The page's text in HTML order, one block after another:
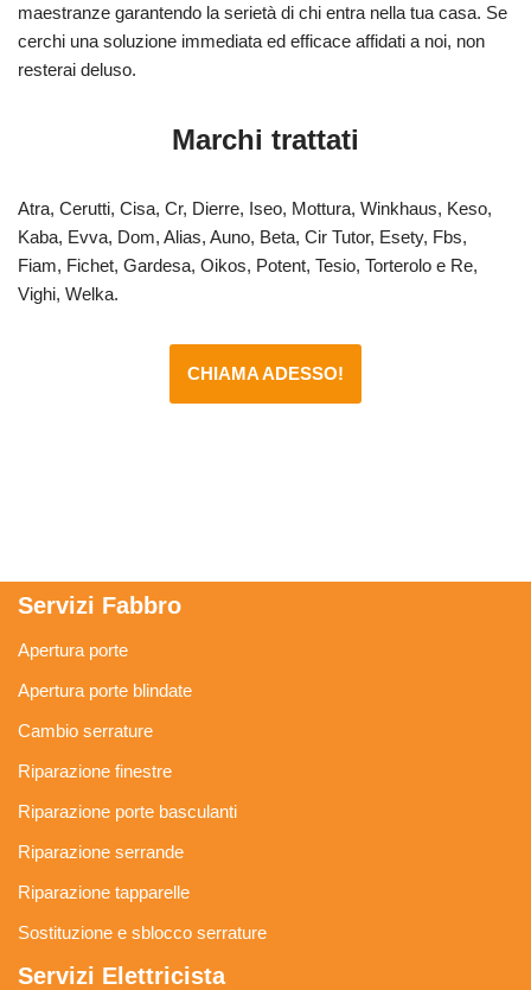
maestranze garantendo la serietà di chi entra nella tua casa. Se
cerchi una soluzione immediata ed efficace affidati a noi, non
resterai deluso.
Marchi trattati
Atra, Cerutti, Cisa, Cr, Dierre, Iseo, Mottura, Winkhaus, Keso,
Kaba, Evva, Dom, Alias, Auno, Beta, Cir Tutor, Esety, Fbs,
Fiam, Fichet, Gardesa, Oikos, Potent, Tesio, Torterolo e Re,
Vighi, Welka.
CHIAMA ADESSO!
Servizi Fabbro
Apertura porte
Apertura porte blindate
Cambio serrature
Riparazione finestre
Riparazione porte basculanti
Riparazione serrande
Riparazione tapparelle
Sostituzione e sblocco serrature
Servizi Elettricista